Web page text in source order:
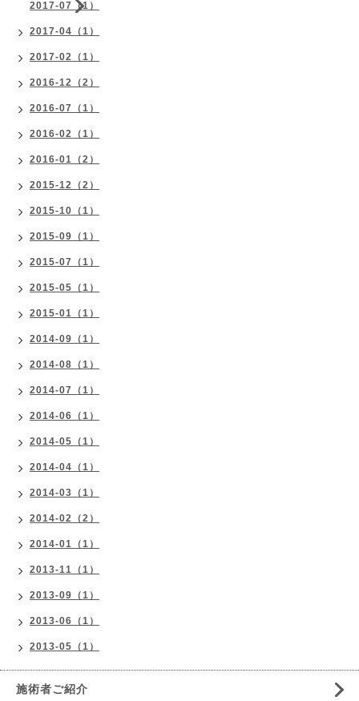
2017-07（1）
2017-04（1）
2017-02（1）
2016-12（2）
2016-07（1）
2016-02（1）
2016-01（2）
2015-12（2）
2015-10（1）
2015-09（1）
2015-07（1）
2015-05（1）
2015-01（1）
2014-09（1）
2014-08（1）
2014-07（1）
2014-06（1）
2014-05（1）
2014-04（1）
2014-03（1）
2014-02（2）
2014-01（1）
2013-11（1）
2013-09（1）
2013-06（1）
2013-05（1）
施術者ご紹介